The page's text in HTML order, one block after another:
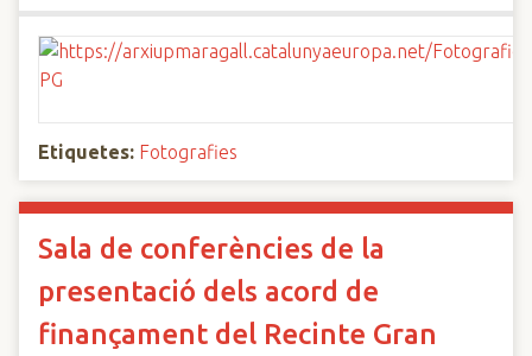
Etiquetes: Fotografies
Sala de conferències de la
presentació dels acord de
finançament del Recinte Gran